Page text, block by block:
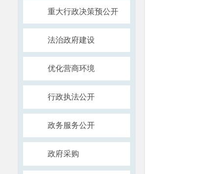
重大行政决策预公开
法治政府建设
优化营商环境
行政执法公开
政务服务公开
政府采购